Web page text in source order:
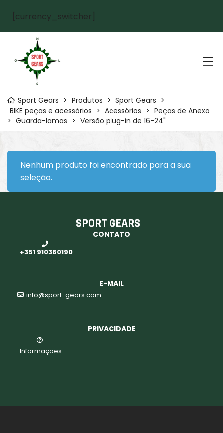
[currency_switcher]
Sport Gears > Produtos > Sport Gears >
BIKE peças e acessórios > Acessórios > Peças de Anexo
> Guarda-lamas > Versão plug-in de 16-24"
Nenhum produto foi encontrado para a sua
seleção.
SPORT GEARS
CONTATO
+351 910360190
E-MAIL
info@sport-gears.com
PRIVACIDADE
Informações